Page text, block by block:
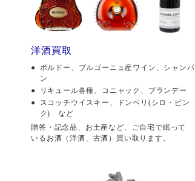
洋酒買取
ボルドー、ブルゴーニュ産ワイン、シャンパ
ン
リキュール各種、コニャック、ブランデー
スコッチウイスキー、ドンペリ(シロ・ピン
ク) など
贈答・記念品、お土産など、ご自宅で眠って
いるお酒（洋酒、古酒）買い取ります。